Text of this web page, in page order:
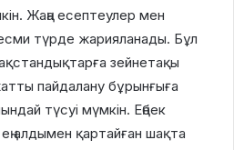
Жаңа есептеулер мен
түрде жарияланады. Бұл
зейнетақы
пайдалану бұрынғыға
түсуі мүмкін. Еңбек
алдымен қартайған шақта